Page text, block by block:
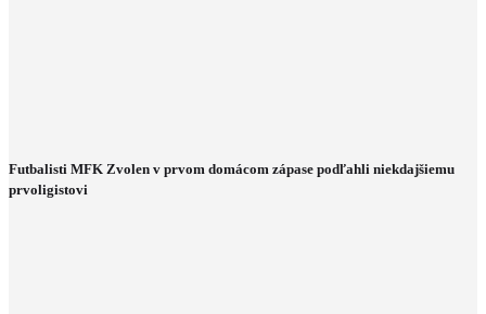
Futbalisti MFK Zvolen v prvom domácom zápase podľahli niekdajšiemu
prvoligistovi